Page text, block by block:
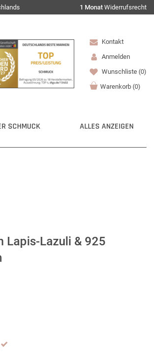
1 Monat Widerrufsrecht
Kontakt
Anmelden
Wunschliste (0)
Warenkorb (0)
SCHMUCK ALLES ANZEIGEN
Lapis-Lazuli & 925